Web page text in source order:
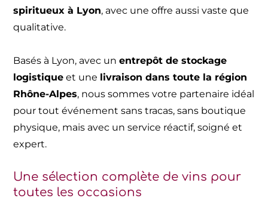
spiritueux à Lyon, avec une offre aussi vaste que
qualitative.
Basés à Lyon, avec unentrepôt de stockage
logistique et une livraison dans toute la région
Rhône-Alpes, nous sommes votre partenaire idéal
pour tout événement sans tracas, sans boutique
physique, mais avec un service réactif, soigné et
expert.
Une sélection complète de vins pour
toutes les occasions